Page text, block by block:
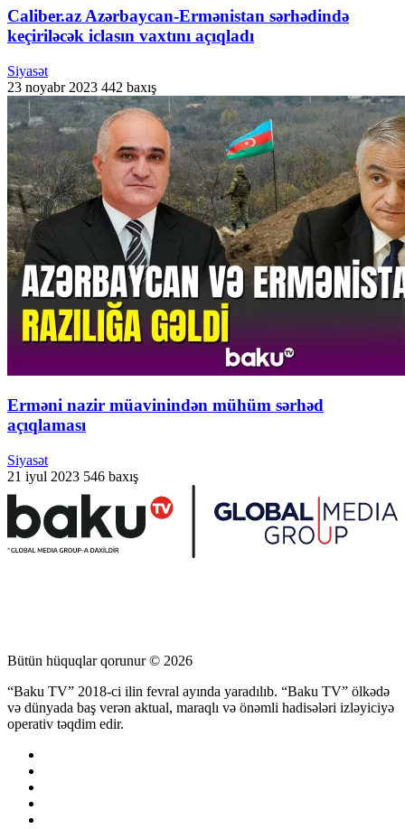
Caliber.az Azərbaycan-Ermənistan sərhədində
keçiriləcək iclasın vaxtını açıqladı
Siyasət
23 noyabr 2023 442 baxış
Erməni nazir müavinindən mühüm sərhəd
açıqlaması
Siyasət
21 iyul 2023 546 baxış
Bütün hüquqlar qorunur © 2026
“Baku TV” 2018-ci ilin fevral ayında yaradılıb. “Baku TV” ölkədə
və dünyada baş verən aktual, maraqlı və önəmli hadisələri izləyiciyə
operativ təqdim edir.